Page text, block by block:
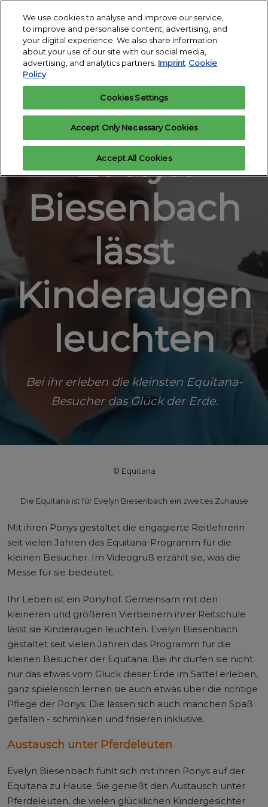
content
18. - 24. March 2027
Exhibition Centre
Register
interest
Exhibitor
24. November 2021, von Dominique Schroller
Evelyn
Biesenbach
lässt
Kinderaugen
leuchten
Bei ihr erleben die kleinsten Equitana-
Besucher das Glück der Erde.
© Equitana
Die Equitana ist für Evelyn Biesenbach ein zweites Zuhause
Mit ihren Ponys gestaltet die engagierte Reitlehrerin
seit vielen Jahren das Equitana-Programm für die
kleinen Besucher. Im Videogruß erzählt sie, was die
Messe für sie bedeutet.
Ihr Leben ist ein Ponyhof. Gemeinsam mit den
kleineren und größeren Vierbeinern ihrer Reitschule
lässt sie Kinderaugen leuchten. Evelyn Biesenbach
gestaltet seit vielen Jahren das Programm für die
kleinen Besucher der Equitana. Bei ihr dürfen sie nicht
nur das etwas vom Glück dieser Erde im Sattel erleben,
ganz spielerisch lernen sie auch etwas über die richtige
Pflege der Ponys. Die lassen sich auch manchen Spaß
gefallen - schminken und frisieren inklusive.
Austausch unter Pferdeleuten
Evelyn Biesenbach fühlt sich mit ihren Ponys auf der
Equitana zu Hause. Sie genießt den Austausch unter
Pferdeleuten, die vielen glücklichen Kindergesichter
We use cookies to analyse and improve our service,
to improve and personalise content, advertising, and
your digital experience. We also share information
about your use of our site with our social media,
advertising, and analytics partners. Imprint Cookie
Policy
Cookies Settings
Accept Only Necessary Cookies
Accept All Cookies